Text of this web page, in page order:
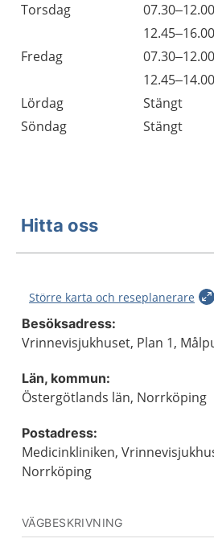
Torsdag
07.30–12.00
12.45–16.00
Fredag
07.30–12.00
12.45–14.00
Lördag
Stängt
Söndag
Stängt
Hitta oss
Större karta och reseplanerare
Besöksadress:
Vrinnevisjukhuset, Plan 1,
Län, kommun:
Östergötlands län, Norrköping
Postadress:
Medicinkliniken,
Norrköping
VÄGBESKRIVNING